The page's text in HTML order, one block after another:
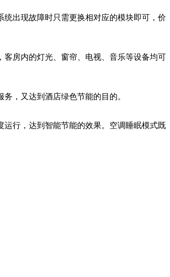
出现故障时只需更换相对应的模块即可，价
房内的灯光、窗帘、电视、音乐等设备均可
，又达到酒店绿色节能的目的。
行，达到智能节能的效果。空调睡眠模式既